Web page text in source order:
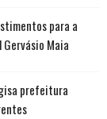
para a
Maia
prefeitura